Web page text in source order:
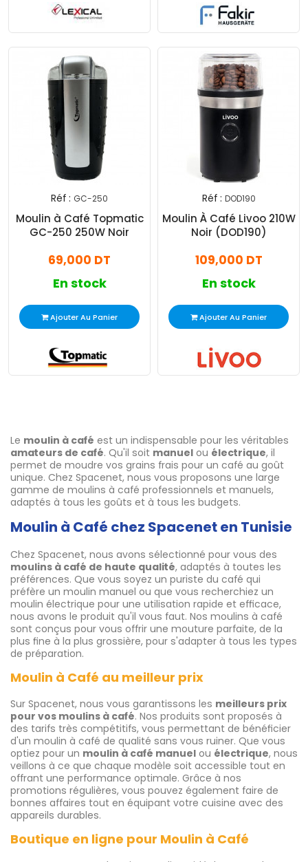
Réf : GC-250
Moulin à Café Topmatic
GC-250 250W Noir
69,000 DT
En stock
Ajouter Au Panier
Réf : DOD190
Moulin À Café Livoo 210W
Noir (DOD190)
109,000 DT
En stock
Ajouter Au Panier
Le moulin à café est un indispensable pour les véritables
amateurs de café. Qu'il soit manuel ou électrique, il
permet de moudre vos grains frais pour un café au goût
unique. Chez Spacenet, nous vous proposons une large
gamme de moulins à café professionnels et manuels,
adaptés à tous les goûts et à tous les budgets.
Moulin à Café chez Spacenet en Tunisie
Chez Spacenet, nous avons sélectionné pour vous des
moulins à café de haute qualité, adaptés à toutes les
préférences. Que vous soyez un puriste du café qui
préfère un moulin manuel ou que vous recherchiez un
moulin électrique pour une utilisation rapide et efficace,
nous avons le produit qu'il vous faut. Nos moulins à café
sont conçus pour vous offrir une mouture parfaite, de la
plus fine à la plus grossière, pour s'adapter à tous les types
de préparation.
Moulin à Café au meilleur prix
Sur Spacenet, nous vous garantissons les meilleurs prix
pour vos moulins à café. Nos produits sont proposés à
des tarifs très compétitifs, vous permettant de bénéficier
d'un moulin à café de qualité sans vous ruiner. Que vous
optiez pour un moulin à café manuel ou électrique, nous
veillons à ce que chaque modèle soit accessible tout en
offrant une performance optimale. Grâce à nos
promotions régulières, vous pouvez également faire de
bonnes affaires tout en équipant votre cuisine avec des
appareils durables.
Boutique en ligne pour Moulin à Café